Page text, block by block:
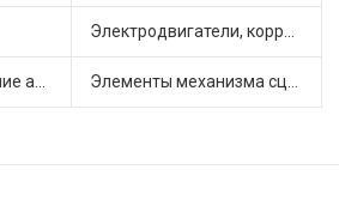
Электродвигатели, корректоры и приводы автомобильн (72)
Электрооборудование автомобилей (46) Элементы механизма сцепления (177)